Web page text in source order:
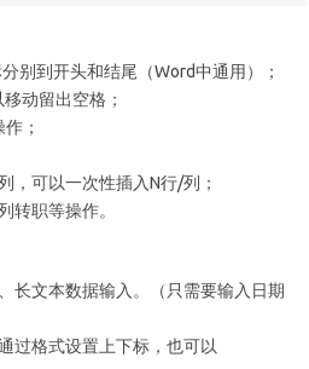
别到开头和结尾（Word中通用）；
动留出空格；
；
，可以一次性插入N行/列；
转职等操作。
长文本数据输入。（只需要输入日期
过格式设置上下标，也可以